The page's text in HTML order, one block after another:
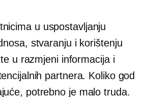
u uspostavljanju
stvaranju i korištenju
u razmjeni informacija i
partnera. Koliko god
potrebno je malo truda.